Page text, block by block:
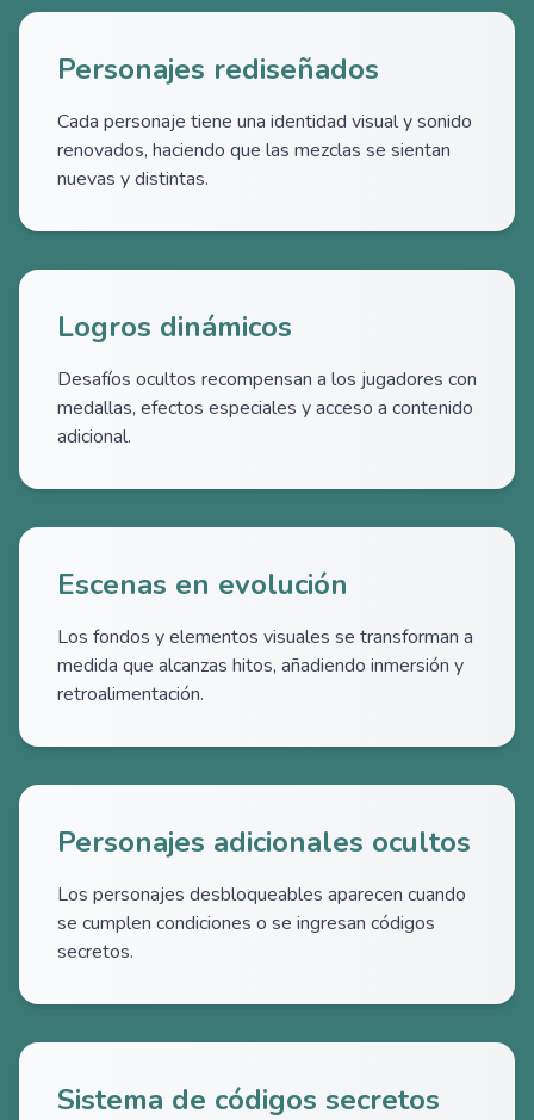
Personajes rediseñados
Cada personaje tiene una identidad visual y sonido
renovados, haciendo que las mezclas se sientan
nuevas y distintas.
Logros dinámicos
Desafíos ocultos recompensan a los jugadores con
medallas, efectos especiales y acceso a contenido
adicional.
Escenas en evolución
Los fondos y elementos visuales se transforman a
medida que alcanzas hitos, añadiendo inmersión y
retroalimentación.
Personajes adicionales ocultos
Los personajes desbloqueables aparecen cuando
se cumplen condiciones o se ingresan códigos
secretos.
Sistema de códigos secretos